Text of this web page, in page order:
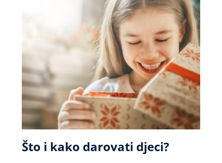
Što i kako darovati djeci?